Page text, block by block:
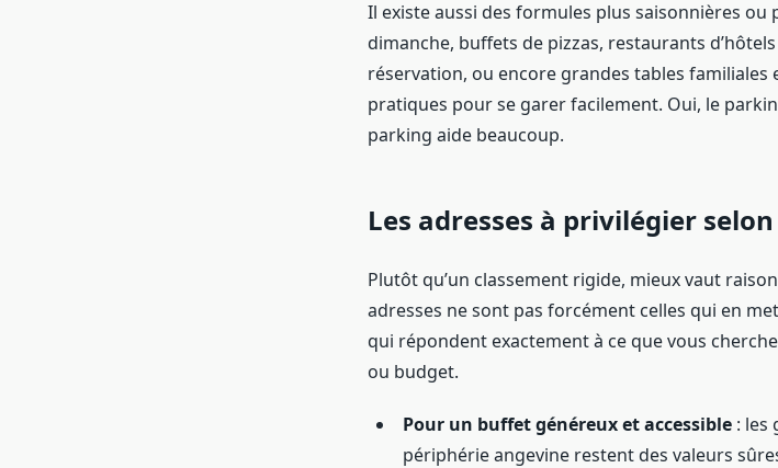
Il existe aussi des formules plus saisonnières
dimanche, buffets de pizzas, restaurants
réservation, ou encore grandes tables familiales
pratiques pour se garer facilement. Oui, le
parking aide beaucoup.
Les adresses à privilégier
Plutôt qu’un classement rigide, mieux vaut
adresses ne sont pas forcément celles qui en
qui répondent exactement à ce que vous
ou budget.
Pour un buffet généreux et accessible: les
périphérie angevine restent des valeurs